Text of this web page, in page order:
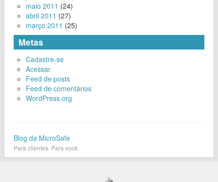
maio 2011 (24)
abril 2011 (27)
março 2011 (25)
Metas
Cadastre-se
Acessar
Feed de posts
Feed de comentários
WordPress.org
Blog da MicroSafe
Para clientes. Para você.